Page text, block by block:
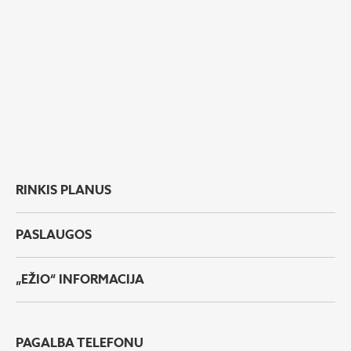
RINKIS PLANUS
PASLAUGOS
„EŽIO“ INFORMACIJA
PAGALBA TELEFONU